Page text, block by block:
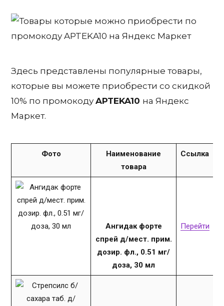
Здесь представлены популярные товары,
которые вы можете приобрести со скидкой
10% по промокодуAPTEKA10 на Яндекс
Маркет.
Фото
Наименование
товара
Ссылка
Ангидак форте
спрей д/мест. прим.
дозир. фл., 0.51 мг/
доза, 30 мл
Перейти